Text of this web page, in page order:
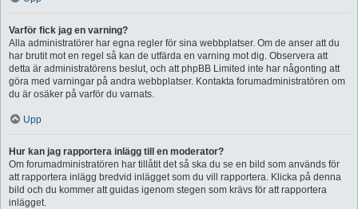
Varför fick jag en varning?
Alla administratörer har egna regler för sina webbplatser. Om de anser att du
har brutit mot en regel så kan de utfärda en varning mot dig. Observera att
detta är administratörens beslut, och att phpBB Limited inte har någonting att
göra med varningar på andra webbplatser. Kontakta forumadministratören om
du är osäker på varför du varnats.
Upp
Hur kan jag rapportera inlägg till en moderator?
Om forumadministratören har tillåtit det så ska du se en bild som används för
att rapportera inlägg bredvid inlägget som du vill rapportera. Klicka på denna
bild och du kommer att guidas igenom stegen som krävs för att rapportera
inlägget.